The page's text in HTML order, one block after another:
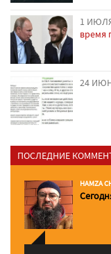
1
время
24
ПОСЛЕДНИЕ
HAMZA